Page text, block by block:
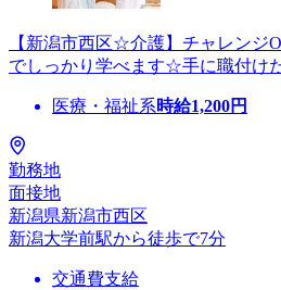
【新潟市西区☆介護】チャレン
でしっかり学べます☆手に職付け
医療・福祉系時給1,200円
勤務地
面接地
新潟県新潟市西区
新潟大学前駅から徒歩で7分
交通費支給